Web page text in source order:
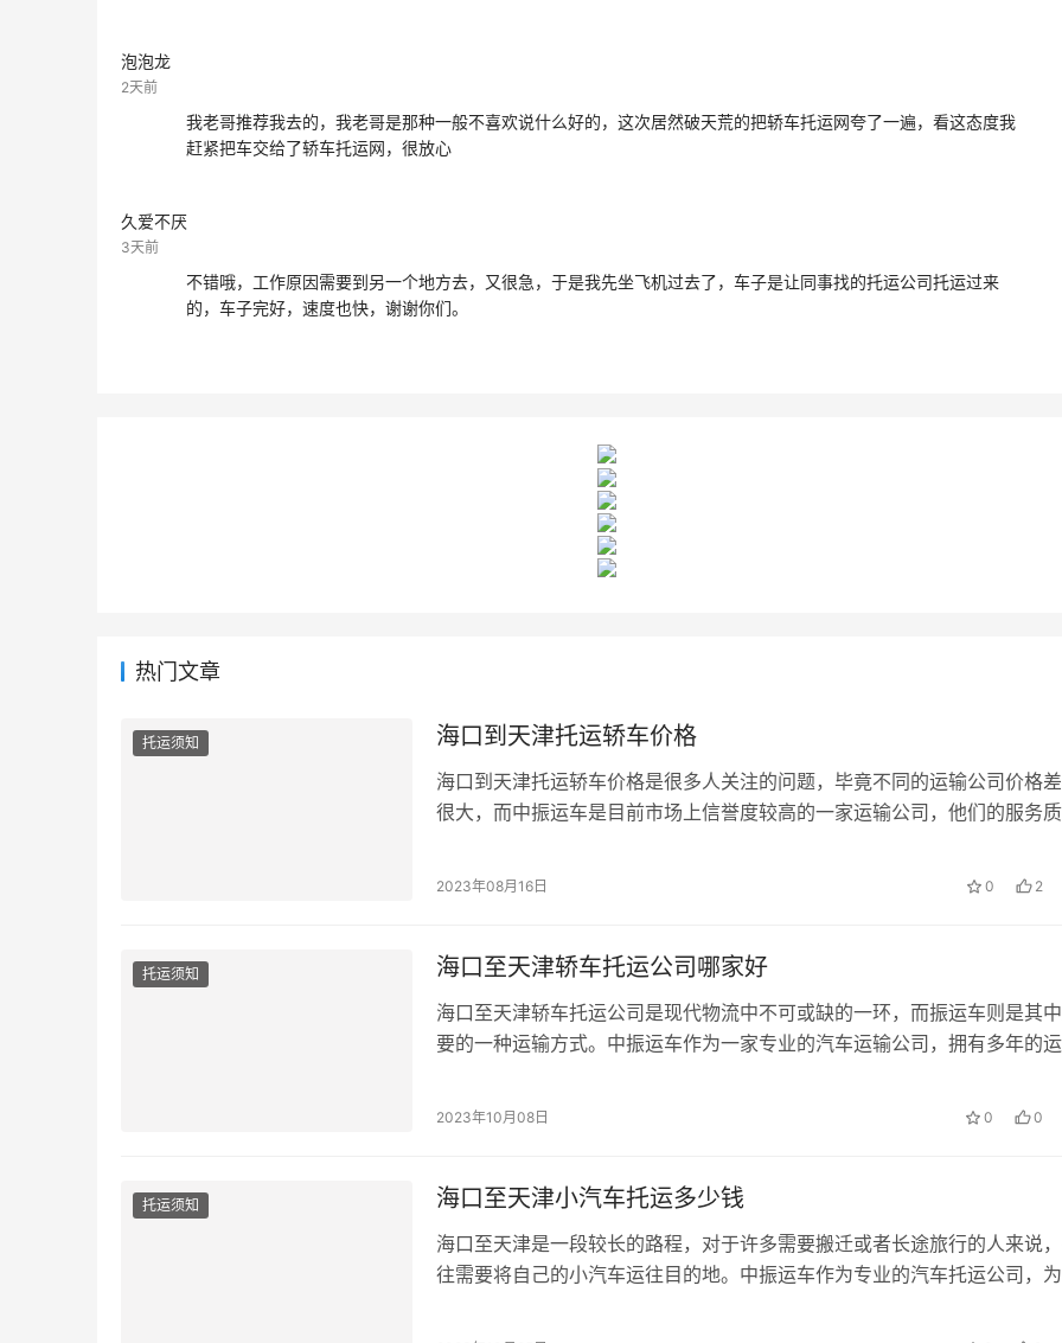
泡泡龙
2天前
我老哥推荐我去的，我老哥是那种一般不喜欢说什么好的，这次居然破天荒的把轿车托运网夸了一遍，看这态度我
赶紧把车交给了轿车托运网，很放心
久爱不厌
3天前
不错哦，工作原因需要到另一个地方去，又很急，于是我先坐飞机过去了，车子是让同事找的托运公司托运过来
的，车子完好，速度也快，谢谢你们。
热门文章
托运须知 海口到天津托运轿车价格
海口到天津托运轿车价格是很多人关注的问题，毕竟不同的运输公司价格
很大，而中振运车是目前市场上信誉度较高的一家运输公司，他们的服务质
2023年08月16日 0 2
托运须知 海口至天津轿车托运公司哪家好
海口至天津轿车托运公司是现代物流中不可或缺的一环，而振运车则是其
要的一种运输方式。中振运车作为一家专业的汽车运输公司，拥有多年的
2023年10月08日 0 0
托运须知 海口至天津小汽车托运多少钱
海口至天津是一段较长的路程，对于许多需要搬迁或者长途旅行的人来说
往需要将自己的小汽车运往目的地。中振运车作为专业的汽车托运公司，为